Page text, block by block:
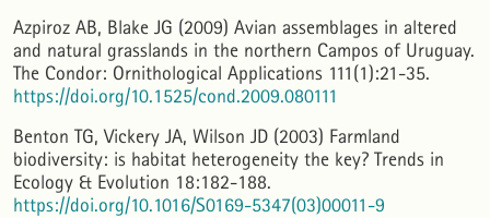
Azpiroz AB, Blake JG (2009) Avian assemblages in altered
and natural grasslands in the northern Campos of Uruguay.
The Condor: Ornithological Applications 111(1):21-35.
https://doi.org/10.1525/cond.2009.080111
Benton TG, Vickery JA, Wilson JD (2003) Farmland
biodiversity: is habitat heterogeneity the key? Trends in
Ecology & Evolution 18:182-188.
https://doi.org/10.1016/S0169-5347(03)00011-9